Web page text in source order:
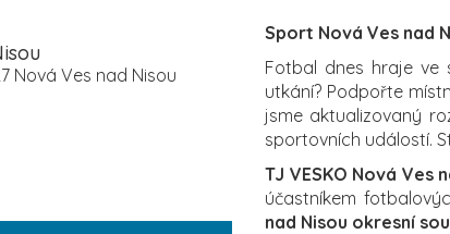
Nová Ves nad Nisou
Sport Nová Ves nad
Fotbal dnes hraje ve
utkání? Podpořte
jsme aktualizovaný
sportovních událostí.
TJ VESKO Nová Ves
účastníkem
nad Nisou okresní